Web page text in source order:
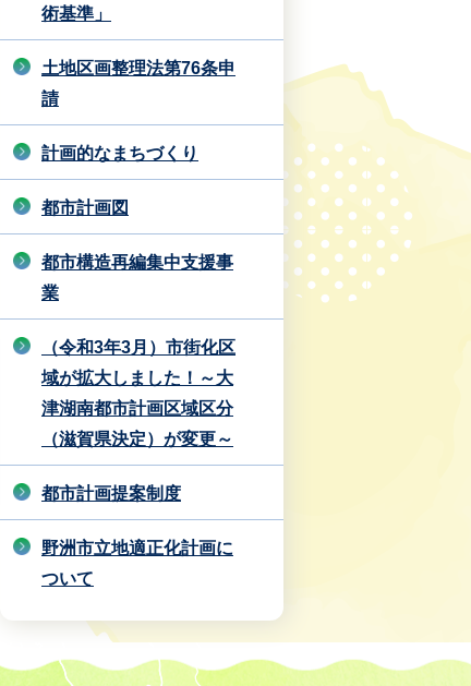
術基準」
土地区画整理法第76条申
請
計画的なまちづくり
都市計画図
都市構造再編集中支援事
業
（令和3年3月）市街化区
域が拡大しました！～大
津湖南都市計画区域区分
（滋賀県決定）が変更～
都市計画提案制度
野洲市立地適正化計画に
ついて